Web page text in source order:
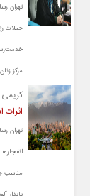
تهران
مرکز
کریمی
اثرات
تهران
مناسب